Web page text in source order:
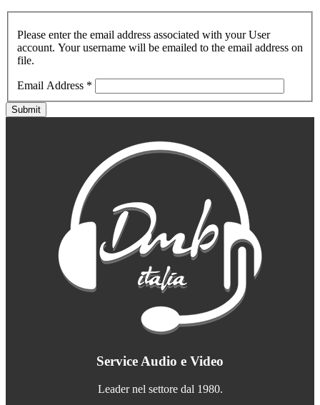
Please enter the email address associated with your User
account. Your username will be emailed to the email address on
file.
Email Address *
Submit
Service Audio e Video
Leader nel settore dal 1980.